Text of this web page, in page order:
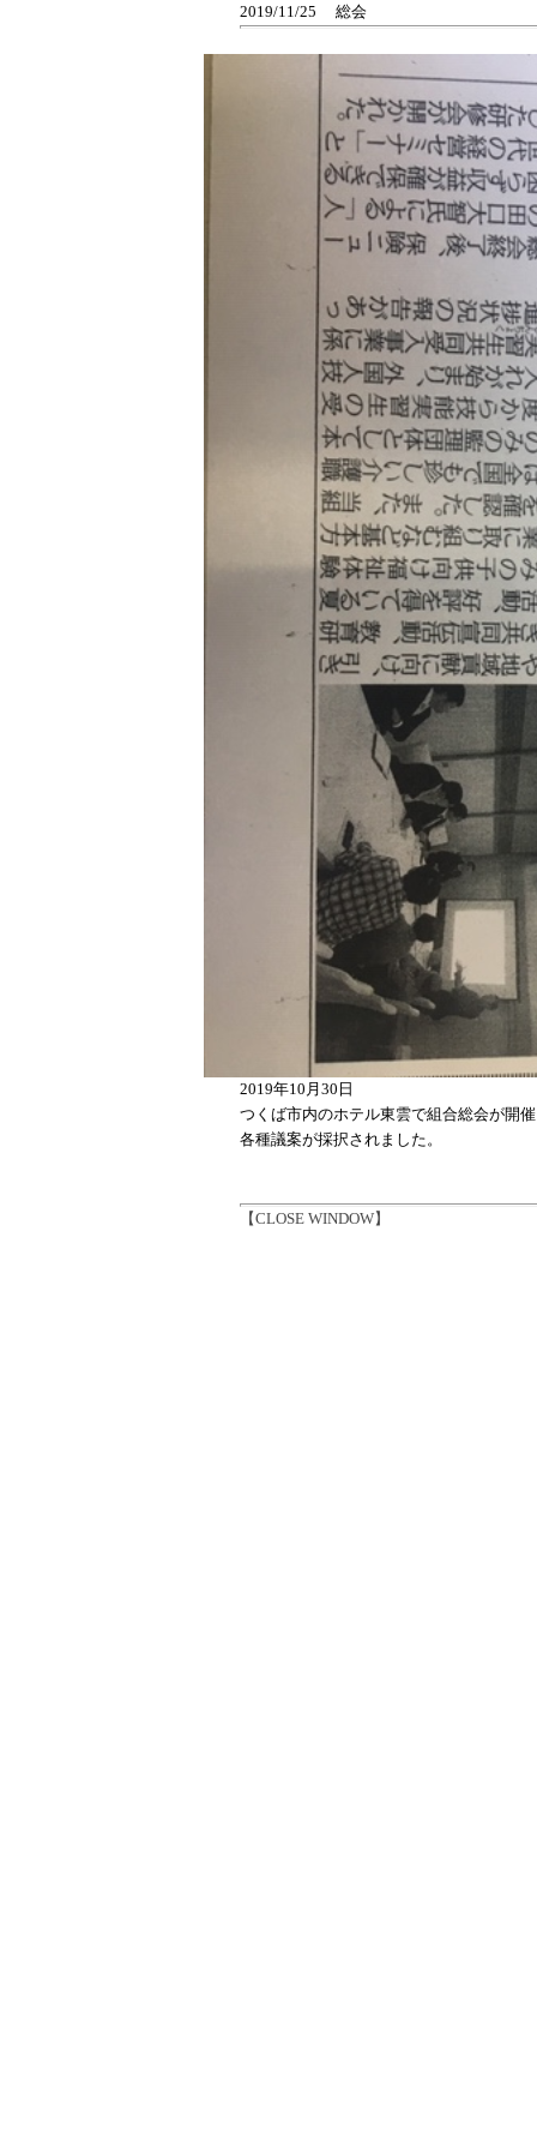
2019/11/25 総会
2019年10月30日
つくば市内のホテル東雲で組合総会が開
各種議案が採択されました。
【CLOSE WINDOW】